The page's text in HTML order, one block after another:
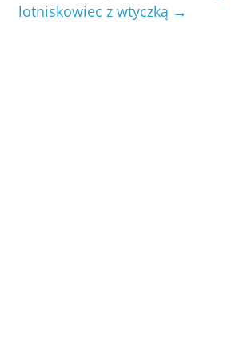
lotniskowiec z wtyczką →